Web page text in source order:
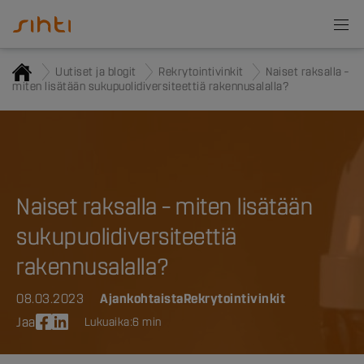
Uutiset ja blogit Rekrytointivinkit
Naiset raksalla –
miten lisätään sukupuolidiversiteettiä rakennusalalla?
Naiset raksalla – miten lisätään
sukupuolidiversiteettiä
rakennusalalla?
08.03.2023 AjankohtaistaRekrytointivinkit
Jaa
Lukuaika:6 min